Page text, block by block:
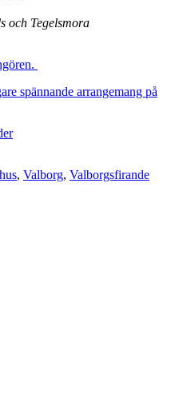
och Tegelsmora
spännande arrangemang på
, Valborg, Valborgsfirande